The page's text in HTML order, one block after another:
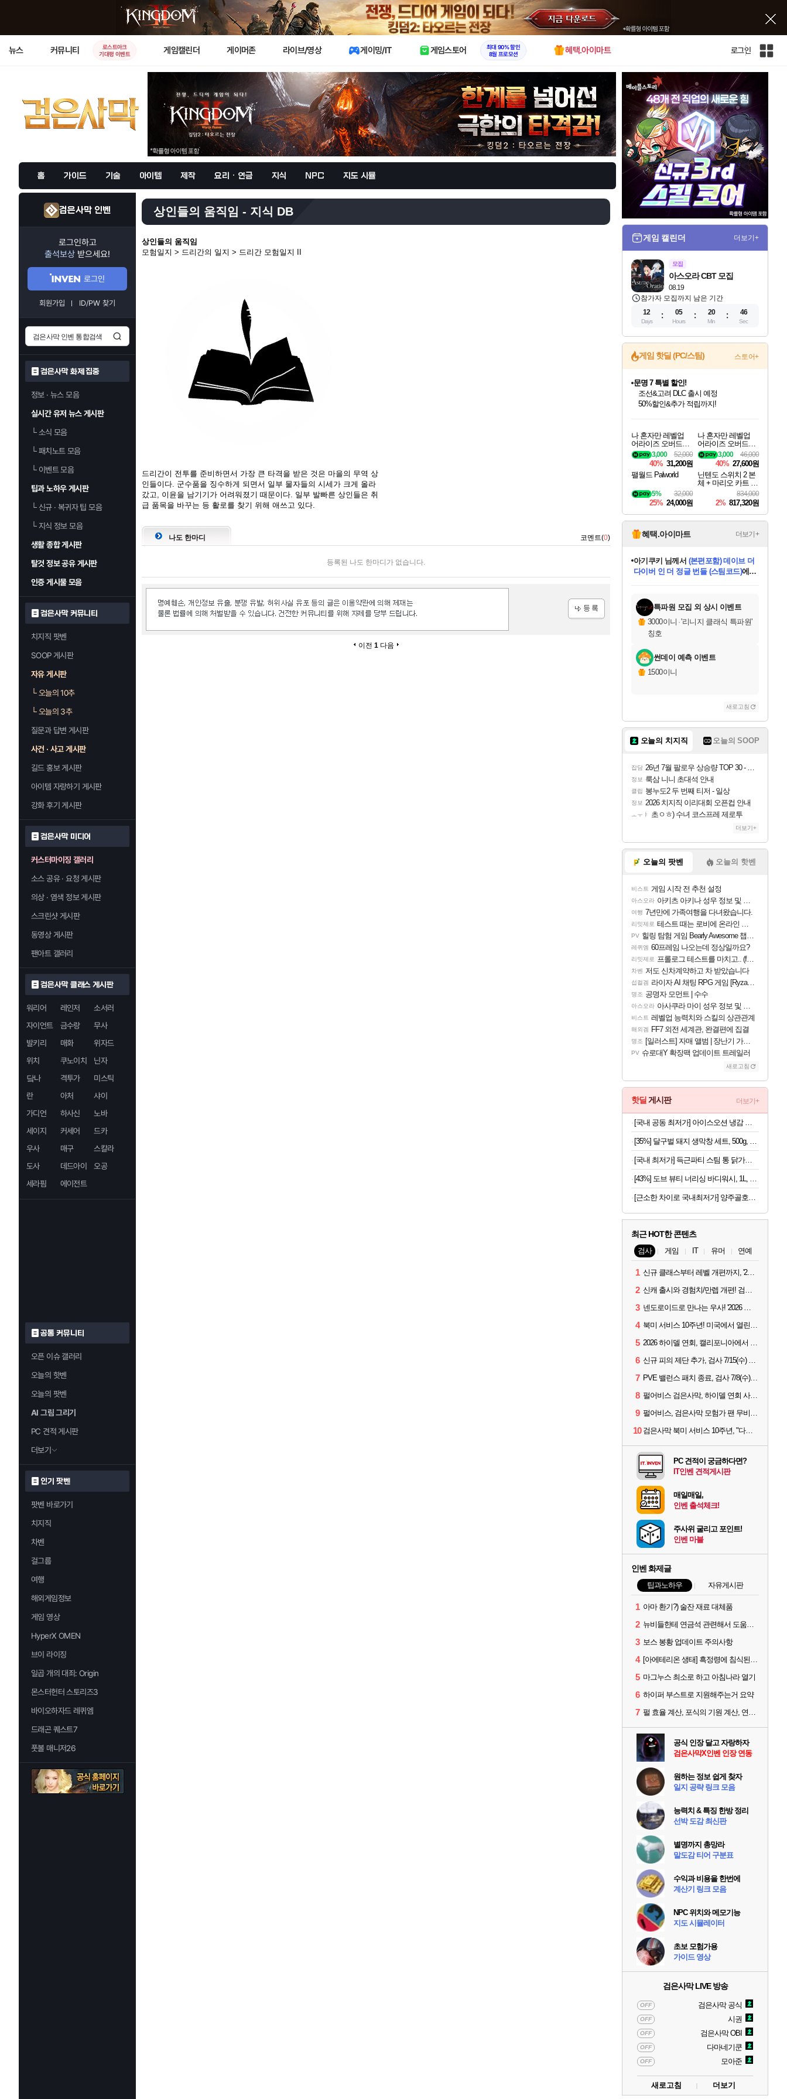
X
뉴스 커뮤니티
로스트아크
기대평 이벤트
게임캘린더 게이머존 라이브/영상 게이밍/IT 게임스토어
최대 90% 할인
8월 프로모션
혜택.아이마트 로그인
인
홈 가이드 기술 아이템 제작 요리 · 연금 지식 NPC 지도 시뮬
검은사막 인벤
로그인하고
출석보상 받으세요!
로그인
회원가입 ID/PW 찾기
검은사막 화제 집중
정보 · 뉴스 모음
실시간 유저 뉴스 게시판
└소식 모음
└패치노트 모음
└이벤트 모음
팁과 노하우 게시판
└신규 · 복귀자 팁 모음
└지식 정보 모음
생활 종합 게시판
탈것 정보 공유 게시판
인증 게시물 모음
검은사막 커뮤니티
치지직 팟벤
SOOP 게시판
자유 게시판
└오늘의 10추
└오늘의 3추
질문과 답변 게시판
사건 · 사고 게시판
길드 홍보 게시판
아이템 자랑하기 게시판
강화 후기 게시판
검은사막 미디어
커스터마이징 갤러리
소스 공유 · 요청 게시판
의상 · 염색 정보 게시판
스크린샷 게시판
동영상 게시판
팬아트 갤러리
검은사막 클래스 게시판
워리어 레인저
소서러
자이언트
금수랑
무사
발키리
매화
위자드
위치
쿠노이치
닌자
닼나
격투가
미스틱
란
아처
샤이
가디언
하사신
노바
세이지
커세어
드카
우사
매구
스칼라
도사
데드아이
오공
세라핌
에이전트
공통 커뮤니티
오픈 이슈 갤러리
오늘의 핫벤
오늘의 팟벤
AI 그림 그리기
PC 견적 게시판
더보기
인기 팟벤
팟벤 바로가기
치지직
차벤
걸그룹
여행
해외게임정보
게임 영상
HyperX OMEN
브이 라이징
일곱 개의 대죄: Origin
몬스터헌터 스토리즈3
바이오하자드 레퀴엠
드래곤 퀘스트7
풋볼 매니저26
상인들의 움직임 - 지식 DB
상인들의 움직임
모험일지 > 드리간의 일지 > 드리간 모험일지 II
드리간이 전투를 준비하면서 가장 큰 타격을 받은 것은 마을의 무역 상
인들이다. 군수품을 징수하게 되면서 일부 물자들의 시세가 크게 올라
갔고, 이윤을 남기기가 어려워졌기 때문이다. 일부 발빠른 상인들은 취
급 품목을 바꾸는 등 활로를 찾기 위해 애쓰고 있다.
나도 한마디 코멘트(0)
등록된 나도 한마디가 없습니다.
이전 1 다음
게임 캘린더 더보기+
모집
08.19
아스오라 CBT 모집
참가자 모집까지 남은 기간
12
Days
05
Hours
20
Min
45
Sec
게임 핫딜 (PC/스팀) 스토어+
최대 90% 할인가를 만나보세요!
네이버혜택과 함께 만나보세요!
문명 7 특별 할인!
귀무자: 검의 길 예약 판매 중!
10% 할인과
이니&베니 혜택까지!
네이버 혜택가와 함께 예약하세요!
할인&네이버혜택으로 만나보세요!
네이버페이 혜택과 만나보세요!
40주년 프로모션으로 만나보세요!
네이버 포인트 혜택까지!
할인가에 만나보세요!
일부 에디션 상시 할인!
혜택으로 예약 판매 중
편안하게 충전하세요
나 혼자만 레벨업
어라이즈 오버드라
이브 디럭스 에디션
Solo Leveling Arise
Overdrive Deluxe Edi
tion
52,000
3,000
40% 31,200원
나 혼자만 레벨업
어라이즈 오버드라
이브 Solo Leveling A
rise
46,000
3,000
40% 27,600원
팰월드 Palworld
32,000
5%
25% 24,000원
닌텐도 스위치 2 본
체 + 마리오 카트 월
드 + 포켓몬 포코피
아 번들
834,000
2% 817,320원
혜택.아이마트 더보기+
당첨되셨습니다.
당첨되셨습니다.
eksxo님께서 디스코 엘리시움 최종판
(스팀코드) 에 당첨되셨습니다.
당첨되셨습니다.
당첨되셨습니다.
에디션 (스팀코드)를 교환.
당첨되셨습니다.
당첨되셨습니다.
당첨되셨습니다.
당첨되셨습니다.
특파원 모집 외 상시 이벤트
3000이니 ·'리니지 클래식 특파원'
칭호
썬데이 예측 이벤트
1500이니
새로고침
오늘의 치지직 오늘의 SOOP
잡담 26년 7월 팔로우 상승량 TOP 30 - 월간 치지직
정보 룩삼 니니 초대석 안내
클립 봉누도2 두 번째 티저 - 일상
정보 2026 치지직 이리대회 오픈컵 안내
ㅗㅜㅑ 초ㅇㅎ) 수녀 코스프레 제로투
더보기+
오늘의 팟벤 오늘의 핫벤
비스트 게임 시작 전 추천 설정
아스오라 아키츠 아키나 성우 정보 및 주요 필모
여행 7년만에 가족여행을 다녀왔습니다.
리밋제로 테스트 때는 로비에 온라인 기능이 있는데
PV 힐링 탐험 게임 Bearly Awesome 챕터 1 트레일러
레퀴엠 60프레임 나오는데 정상일까요?
리밋제로 프롤로그 테스트를 마치고.. (feat. 리아)
차벤 저도 신차계약하고 차 받았습니다
섭컬겜 라이자 AI 채팅 RPG 게임 [RyzaChat: AI] 공개
명조 공명자 모먼트 | 수수
아스오라 아사쿠라 마이 성우 정보 및 주요 필모
비스트 레벨업 능력치와 스킬의 상관관계
해외겜 FF7 외전 세계관, 완결편에 집결
명조 [일러스트] 자매 앨범 | 장난기 가득한 오후의 공원 (리메이크판)
PV 슈로대Y 확장팩 업데이트 트레일러
새로고침
핫딜 게시판 더보기+
[국내 최저가] 득근파티 스팀 통 닭가슴살 6종 혼합 x 30팩
[근소한 차이로 국내최저가] 양주골호랑떡 문어발소떡 1kg
최근 HOT한 콘텐츠
검사 게임 IT 유머 연예
1 신규 클래스부터 레벨 개편까지, '2026 검은사막 하이델 연회' 총정리
2 신캐 출시와 경험치/만렙 개편! 검사 2026 하이델 연회 모아보기
3 넨도로이드로 만나는 우사! '2026 하이델 연회' 막바지 깜짝 공개
4 북미 서비스 10주년! 미국에서 열린 '검은사막 하이델 연회'
5 2026 하이델 연회, 캘리포니아에서 개최
6 신규 피의 제단 추가, 검사 7/15(수) 패치 핵심 정리
7 PVE 밸런스 패치 종료, 검사 7/8(수) 패치 핵심 정리
8 펄어비스 검은사막, 하이델 연회 사전 이벤트 시작
9 펄어비스, 검은사막 모험가 팬 무비 '마디걸스' 글로벌 상영회 개최
10 검은사막 북미 서비스 10주년, "다음 10년도 우리만의 액션으로"
PC 견적이 궁금하다면?
IT인벤 견적게시판
매일매일,
인벤 출석체크!
주사위 굴리고 포인트!
인벤 마블
인벤 화제글
팁과노하우 자유게시판
1 아마 환기?) 술잔 재료 대체품
2 뉴비들한테 연금석 관련해서 도움이 될까해서..(벨의심장 등)
3 보스 봉황 업데이트 주의사항
4 [아에테리온 생태] 흑정령에 침식된 검사/용병
5 마그누스 최소로 하고 아침나라 열기
6 하이퍼 부스트로 지원해주는거 요약
7 펄 효율 계산, 포식의 기원 계산, 연금석 계산 사이트 공유
공식 인장 달고 자랑하자
검은사막X인벤 인장 연동
원하는 정보 쉽게 찾자
일지 공략 링크 모음
능력치 & 특징 한방 정리
선박 도감 최신판
별명까지 총망라
말도감 티어 구분표
수익과 비용을 한번에
계산기 링크 모음
NPC 위치와 메모기능
지도 시뮬레이터
초보 모험가용
가이드 영상
검은사막 LIVE 방송
OFF 검은사막 공식
OFF 시권
OFF 검은사막 OBI
OFF 다마네기쿤
OFF 모아준
새로고침 더보기